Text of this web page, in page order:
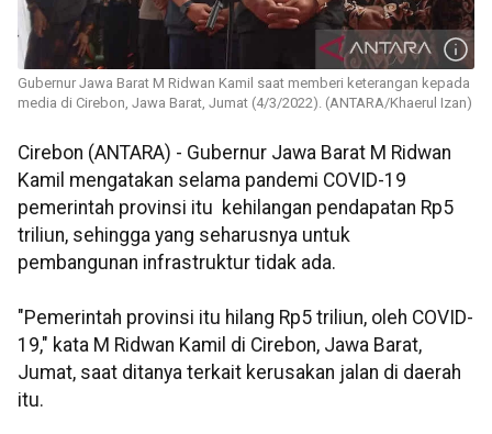
Gubernur Jawa Barat M Ridwan Kamil saat memberi keterangan kepada
media di Cirebon, Jawa Barat, Jumat (4/3/2022). (ANTARA/Khaerul Izan)
Cirebon (ANTARA) - Gubernur Jawa Barat M Ridwan
Kamil mengatakan selama pandemi COVID-19
pemerintah provinsi itu kehilangan pendapatan Rp5
triliun, sehingga yang seharusnya untuk
pembangunan infrastruktur tidak ada.
"Pemerintah provinsi itu hilang Rp5 triliun, oleh COVID-
19," kata M Ridwan Kamil di Cirebon, Jawa Barat,
Jumat, saat ditanya terkait kerusakan jalan di daerah
itu.